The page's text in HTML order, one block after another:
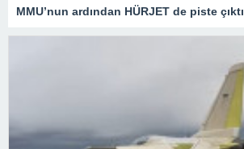
MMU’nun ardından HÜRJET de piste çıktı